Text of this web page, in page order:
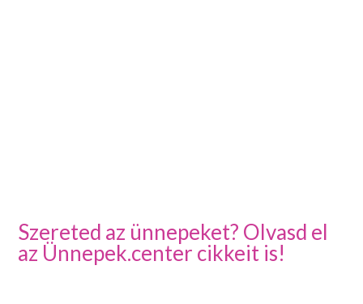
Szereted az ünnepeket? Olvasd el
az Ünnepek.center cikkeit is!